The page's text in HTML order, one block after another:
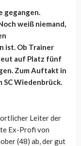
gegangen.
weiß niemand,
ist. Ob Trainer
auf Platz fünf
Zum Auftakt in
SC Wiedenbrück.
Leiter der
Ex-Profi von
(48) ab, der gut